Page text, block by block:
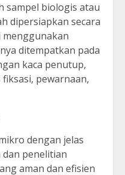
sampel biologis atau
dipersiapkan secara
menggunakan
ditempatkan pada
kaca penutup,
pewarnaan,
dengan jelas
penelitian
aman dan efisien